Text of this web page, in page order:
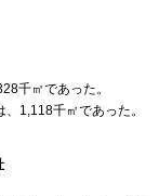
千㎡であった。
1,118千㎡であった。